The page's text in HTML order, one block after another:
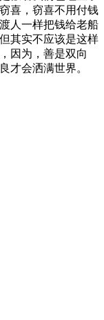
喜，窃喜不用付钱
人一样把钱给老船
其实不应该是这样
因为，善是双向
才会洒满世界。